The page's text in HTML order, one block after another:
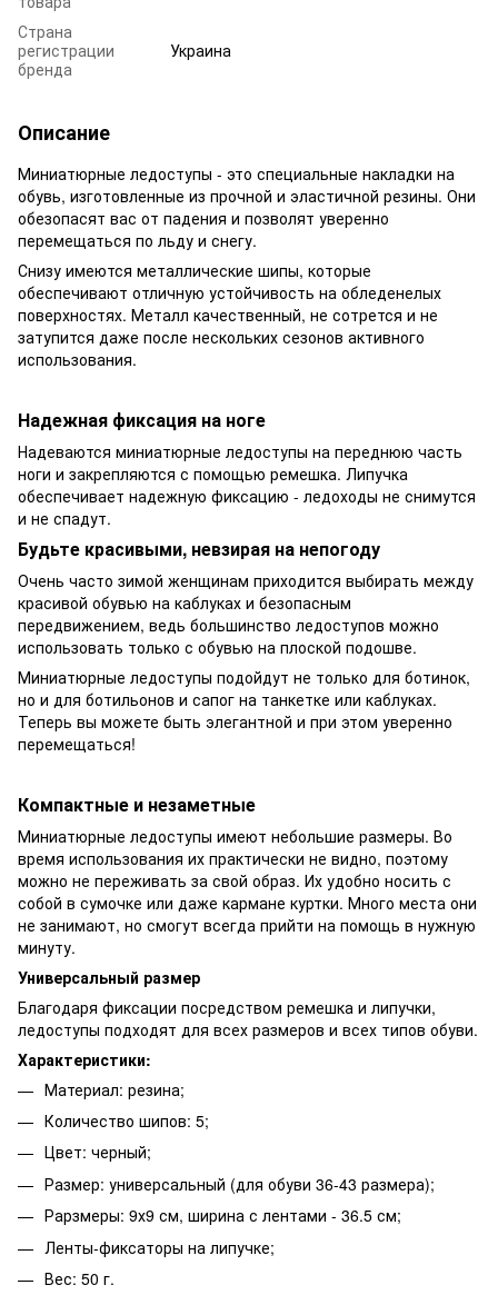
Страна
регистрации
бренда
Украина
Описание
Миниатюрные ледоступы - это специальные накладки на
обувь, изготовленные из прочной и эластичной резины. Они
обезопасят вас от падения и позволят уверенно
перемещаться по льду и снегу.
Снизу имеются металлические шипы, которые
обеспечивают отличную устойчивость на обледенелых
поверхностях. Металл качественный, не сотрется и не
затупится даже после нескольких сезонов активного
использования.
Надежная фиксация на ноге
Надеваются миниатюрные ледоступы на переднюю часть
ноги и закрепляются с помощью ремешка. Липучка
обеспечивает надежную фиксацию - ледоходы не снимутся
и не спадут.
Будьте красивыми, невзирая на непогоду
Очень часто зимой женщинам приходится выбирать между
красивой обувью на каблуках и безопасным
передвижением, ведь большинство ледоступов можно
использовать только с обувью на плоской подошве.
Миниатюрные ледоступы подойдут не только для ботинок,
но и для ботильонов и сапог на танкетке или каблуках.
Теперь вы можете быть элегантной и при этом уверенно
перемещаться!
Компактные и незаметные
Миниатюрные ледоступы имеют небольшие размеры. Во
время использования их практически не видно, поэтому
можно не переживать за свой образ. Их удобно носить с
собой в сумочке или даже кармане куртки. Много места они
не занимают, но смогут всегда прийти на помощь в нужную
минуту.
Универсальный размер
Благодаря фиксации посредством ремешка и липучки,
ледоступы подходят для всех размеров и всех типов обуви.
Характеристики:
Материал: резина;
Количество шипов: 5;
Цвет: черный;
Размер: универсальный (для обуви 36-43 размера);
Рарзмеры: 9х9 см, ширина с лентами - 36.5 см;
Ленты-фиксаторы на липучке;
Вес: 50 г.